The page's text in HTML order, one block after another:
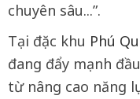
chuyên sâu...”.
Tại đặc khu Phú
đang đẩy mạnh
từ nâng cao năng